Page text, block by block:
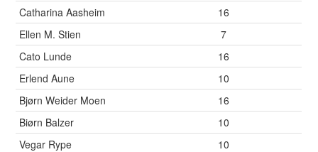
Catharina Aasheim
16
Ellen M. Stien
7
Cato Lunde
16
Erlend Aune
10
Bjørn Weider Moen
16
Biørn Balzer
10
Vegar Rype
10